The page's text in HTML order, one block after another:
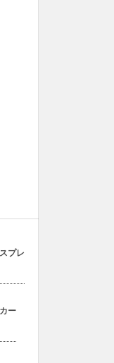
プレ
ー